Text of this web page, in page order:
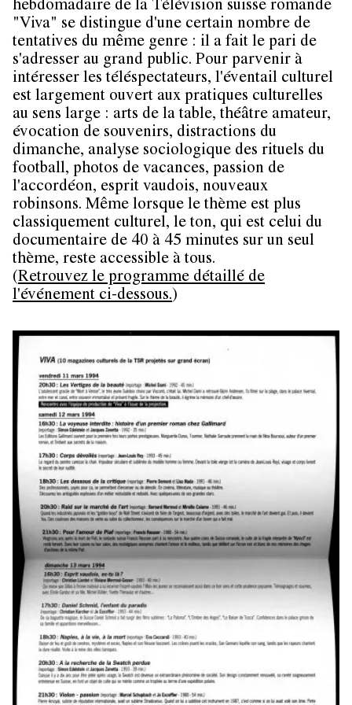
hebdomadaire de la Télévision suisse romande
"Viva" se distingue d'une certain nombre de
tentatives du même genre : il a fait le pari de
s'adresser au grand public. Pour parvenir à
intéresser les téléspectateurs, l'éventail culturel
est largement ouvert aux pratiques culturelles
au sens large : arts de la table, théâtre amateur,
évocation de souvenirs, distractions du
dimanche, analyse sociologique des rituels du
football, photos de vacances, passion de
l'accordéon, esprit vaudois, nouveaux
robinsons. Même lorsque le thème est plus
classiquement culturel, le ton, qui est celui du
documentaire de 40 à 45 minutes sur un seul
thème, reste accessible à tous.
(Retrouvez le programme détaillé de
l'événement ci-dessous.)